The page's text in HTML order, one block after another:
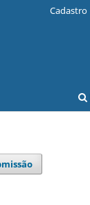
Cadastro